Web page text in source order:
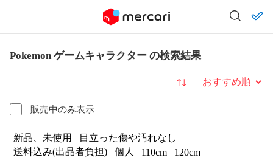
Pokemon ゲームキャラクター の検索結果
販売中のみ表示
並び替え
新品、未使用
目立った傷や汚れなし
送料込み(出品者負担)
個人 110cm 120cm